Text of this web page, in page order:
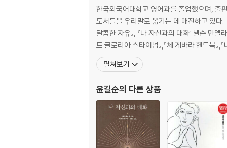
한국외국어대학교 영어과를 졸업했으며, 출
도서들을 우리말로 옮기는 데 매진하고 있다. 그 동안 옮긴 책으
달콤한 자유』, 『나 자신과의 대화: 넬슨 만델
트 글로리아 스타이넘』,『체 게바라 핸드북』,『
펼쳐보기
윤길순의 다른 상품